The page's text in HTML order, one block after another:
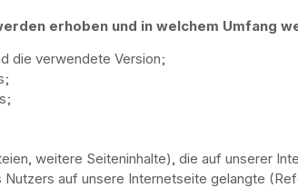
erhoben und in welchem Umfang
die verwendete Version;
weitere Seiteninhalte), die auf unserer
auf unsere Internetseite gelangte